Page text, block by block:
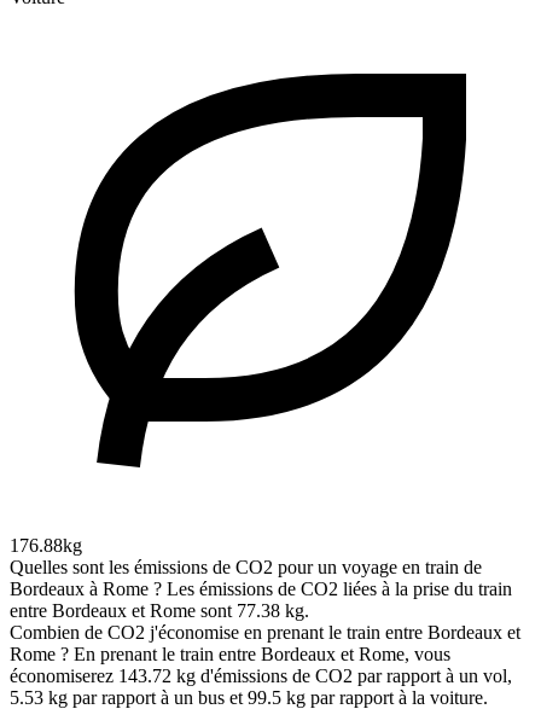
176.88kg
Quelles sont les émissions de CO2 pour un voyage en train de
Bordeaux à Rome ? Les émissions de CO2 liées à la prise du train
entre Bordeaux et Rome sont 77.38 kg.
Combien de CO2 j'économise en prenant le train entre Bordeaux et
Rome ? En prenant le train entre Bordeaux et Rome, vous
économiserez 143.72 kg d'émissions de CO2 par rapport à un vol,
5.53 kg par rapport à un bus et 99.5 kg par rapport à la voiture.